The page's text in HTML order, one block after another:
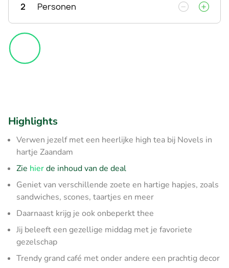
2 Personen
Highlights
Verwen jezelf met een heerlijke high tea bij Novels in
hartje Zaandam
Zie hierde inhoud van de deal
Geniet van verschillende zoete en hartige hapjes, zoals
sandwiches, scones, taartjes en meer
Daarnaast krijg je ook onbeperkt thee
Jij beleeft een gezellige middag met je favoriete
gezelschap
Trendy grand café met onder andere een prachtig decor